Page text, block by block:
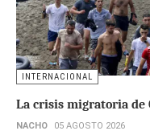
INTERNACIONAL
La crisis migratoria de
NACHO 05 AGOSTO 2026